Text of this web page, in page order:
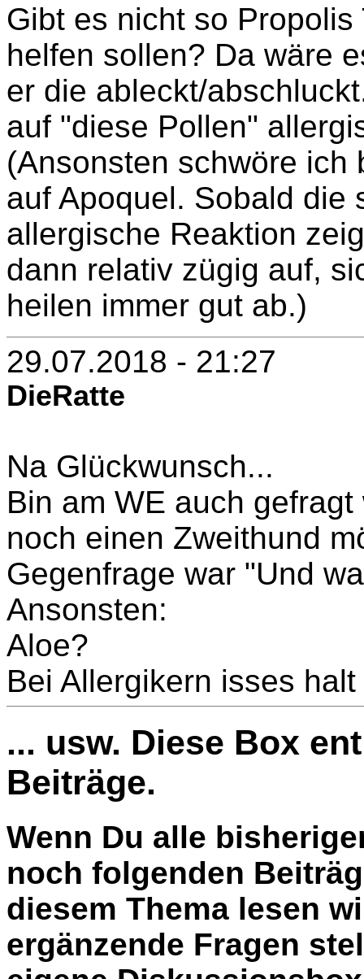
Gibt es nicht so
helfen sollen? Da wäre
er die ableckt/
auf "diese Pollen"
(Ansonsten schwöre ich
auf Apoquel. Sobald die
allergische Reaktion
dann relativ zügig auf,
heilen immer gut ab.)
29.07.2018 - 21:27
DieRatte
Na Glückwunsch...
Bin am WE auch
noch einen Zweithund
Gegenfrage war "Und
Ansonsten:
Aloe?
Bei Allergikern isses
... usw. Diese Box
Beiträge.
Wenn Du alle
noch folgenden
diesem Thema lesen
ergänzende Fragen